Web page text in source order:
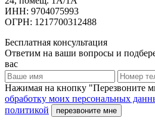
ИНН: 9704075993
ОГРН: 1217700312488
Бесплатная консультация
Ответим на ваши вопросы и
вас
Нажимая на кнопку "Перезвоните
обработку моих персональных
политикой
перезвоните мне